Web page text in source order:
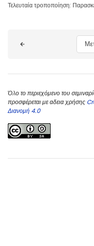
Τελευταία τροποποίηση:
Όλο το περιεχόμενο του
προσφέρεται με αδεια χρήσης
Διανομή 4.0